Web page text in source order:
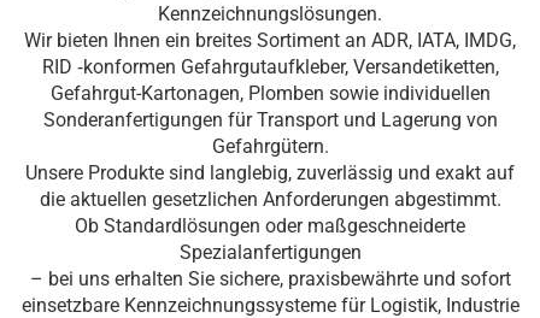
Kennzeichnungslösungen.
Wir bieten Ihnen ein breites Sortiment an ADR, IATA, IMDG,
RID ‑konformen Gefahrgutaufkleber, Versandetiketten,
Gefahrgut-Kartonagen, Plomben sowie individuellen
Sonderanfertigungen für Transport und Lagerung von
Gefahrgütern.
Unsere Produkte sind langlebig, zuverlässig und exakt auf
die aktuellen gesetzlichen Anforderungen abgestimmt.
Ob Standardlösungen oder maßgeschneiderte
Spezialanfertigungen
– bei uns erhalten Sie sichere, praxisbewährte und sofort
einsetzbare Kennzeichnungssysteme für Logistik, Industrie